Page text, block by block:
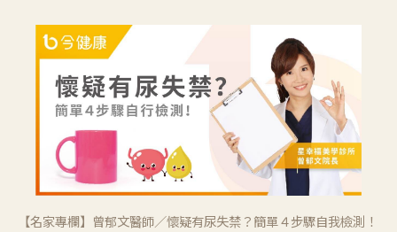
【名家專欄】曾郁文醫師／懷疑有尿失禁？簡單４步驟自我檢測！